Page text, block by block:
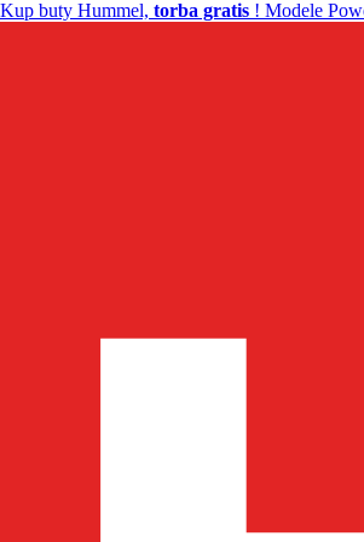
Kup buty Hummel, torba gratis ! Modele